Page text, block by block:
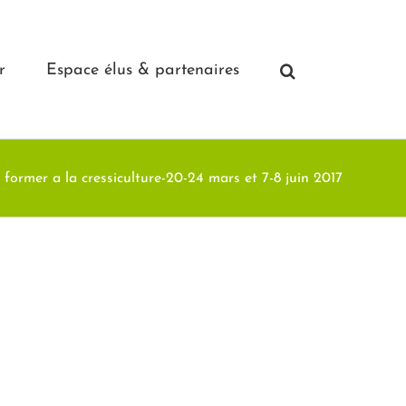
Espace élus & partenaires
former a la cressiculture-20-24 mars et 7-8 juin 2017